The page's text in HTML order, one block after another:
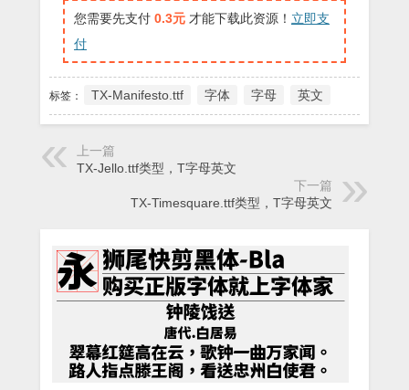
您需要先支付 0.3元 才能下载此资源！ 立即支
付
标签： TX-Manifesto.ttf 字体 字母 英文
上一篇
TX-Jello.ttf类型，T字母英文
下一篇
TX-Timesquare.ttf类型，T字母英文